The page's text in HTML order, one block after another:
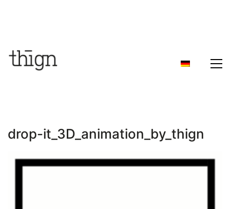
drop-it_3D_animation_by_thign